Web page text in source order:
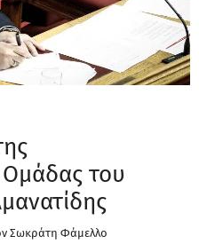
Ομάδας του
Σωκράτη Φάμελλο